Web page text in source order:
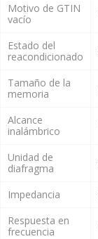
Motivo de GTIN
vacío
Estado del
reacondicionado
Tamaño de la
memoria
Alcance
inalámbrico
Unidad de
diafragma
Impedancia
Respuesta en
frecuencia